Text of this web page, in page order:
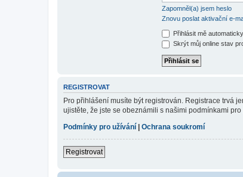
Zapomněl(a) jsem heslo
Znovu poslat aktivační e-
Přihlásit mě
Skrýt můj online stav
REGISTROVAT
Pro přihlášení musíte být registrován. Registrace trvá
ujistěte, že jste se obeznámili s našimi podmínkami
Podmínky pro užívání
Ochrana soukromí
Registrovat